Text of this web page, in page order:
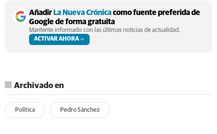
AñadirLa Nueva Crónicacomo fuente preferida de
Google de forma gratuita
Mantente informado con las últimas noticias de actualidad.
ACTIVAR AHORA
Archivado en
Política Pedro Sánchez